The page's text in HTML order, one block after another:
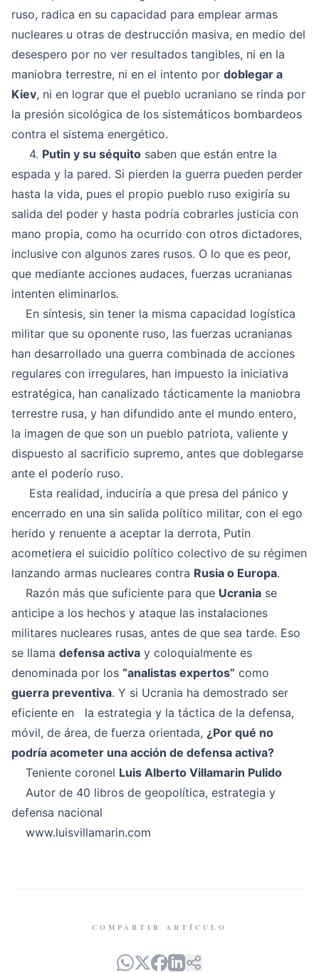
ruso, radica en su capacidad para emplear armas
nucleares u otras de destrucción masiva, en medio del
desespero por no ver resultados tangibles, ni en la
maniobra terrestre, ni en el intento por doblegar a
Kiev, ni en lograr que el pueblo ucraniano se rinda por
la presión sicológica de los sistemáticos bombardeos
contra el sistema energético.
4. Putin y su séquito saben que están entre la
espada y la pared. Si pierden la guerra pueden perder
hasta la vida, pues el propio pueblo ruso exigiría su
salida del poder y hasta podría cobrarles justicia con
mano propia, como ha ocurrido con otros dictadores,
inclusive con algunos zares rusos. O lo que es peor,
que mediante acciones audaces, fuerzas ucranianas
intenten eliminarlos.
En síntesis, sin tener la misma capacidad logística
militar que su oponente ruso, las fuerzas ucranianas
han desarrollado una guerra combinada de acciones
regulares con irregulares, han impuesto la iniciativa
estratégica, han canalizado tácticamente la maniobra
terrestre rusa, y han difundido ante el mundo entero,
la imagen de que son un pueblo patriota, valiente y
dispuesto al sacrificio supremo, antes que doblegarse
ante el poderío ruso.
Esta realidad, induciría a que presa del pánico y
encerrado en una sin salida político militar, con el ego
herido y renuente a aceptar la derrota, Putin
acometiera el suicidio político colectivo de su régimen
lanzando armas nucleares contra Rusia o Europa.
Razón más que suficiente para que Ucrania se
anticipe a los hechos y ataque las instalaciones
militares nucleares rusas, antes de que sea tarde. Eso
se llama defensa activa y coloquialmente es
denominada por los “analistas expertos” como
guerra preventiva. Y si Ucrania ha demostrado ser
eficiente en la estrategia y la táctica de la defensa,
móvil, de área, de fuerza orientada, ¿Por qué no
podría acometer una acción de defensa activa?
Teniente coronel Luis Alberto Villamarin Pulido
Autor de 40 libros de geopolítica, estrategia y
defensa nacional
www.luisvillamarin.com
COMPARTIR ARTÍCULO